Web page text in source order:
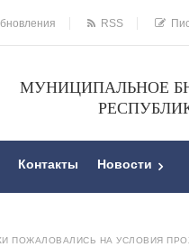
RSS
МУНИЦИПАЛЬНОЕ
Контакты Новости
ПОЖАЛОВАЛИСЬ НА УСЛОВИЯ